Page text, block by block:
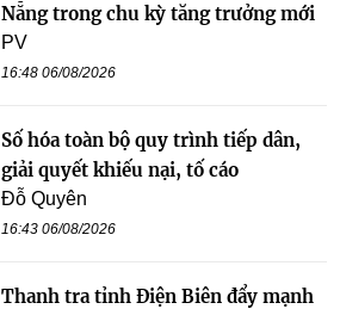
Nẵng trong chu kỳ tăng trưởng mới
PV
16:48 06/08/2026
Số hóa toàn bộ quy trình tiếp dân,
giải quyết khiếu nại, tố cáo
Đỗ Quyên
16:43 06/08/2026
Thanh tra tỉnh Điện Biên đẩy mạnh